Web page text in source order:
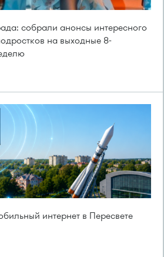
собрали анонсы интересного
на выходные 8-
интернет в Пересвете